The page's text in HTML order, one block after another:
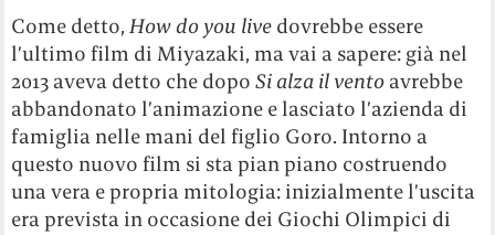
Come detto,How do you live dovrebbe essere
l’ultimo film di Miyazaki, ma vai a sapere: già nel
2013 aveva detto che dopoSi alza il vento avrebbe
abbandonato l’animazione e lasciato l’azienda di
famiglia nelle mani del figlio Goro. Intorno a
questo nuovo film si sta pian piano costruendo
una vera e propria mitologia: inizialmente l’uscita
era prevista in occasione dei Giochi Olimpici di